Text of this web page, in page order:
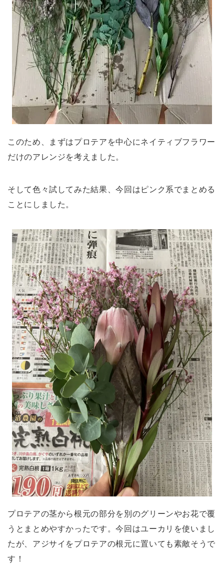
このため、まずはプロテアを中心にネイティブフラワー
だけのアレンジを考えました。
そして色々試してみた結果、今回はピンク系でまとめる
ことにしました。
プロテアの茎から根元の部分を別のグリーンやお花で覆
うとまとめやすかったです。今回はユーカリを使いまし
たが、アジサイをプロテアの根元に置いても素敵そうで
す！